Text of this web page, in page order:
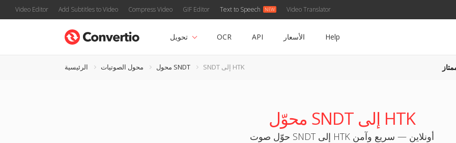
Video Editor Add Subtitles to Video Compress Video GIF Editor Text to Speech Video Translator
تحويل OCR API الأسعار Help
الرئيسية محول الصوتيات محول SNDT SNDT إلى HTK
محوّل SNDT إلى HTK
حوّل صوت SNDT إلى HTK أونلاين — سريع وآمن